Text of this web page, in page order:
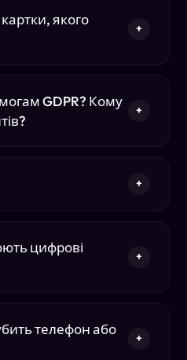
якого
+
GDPR? Кому
+
+
цифрові
+
телефон або
+